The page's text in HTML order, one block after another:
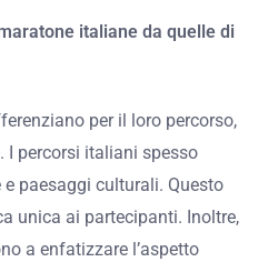
italiane da quelle di
per il loro percorso,
I percorsi italiani spesso
paesaggi culturali. Questo
unica ai partecipanti. Inoltre,
a enfatizzare l’aspetto